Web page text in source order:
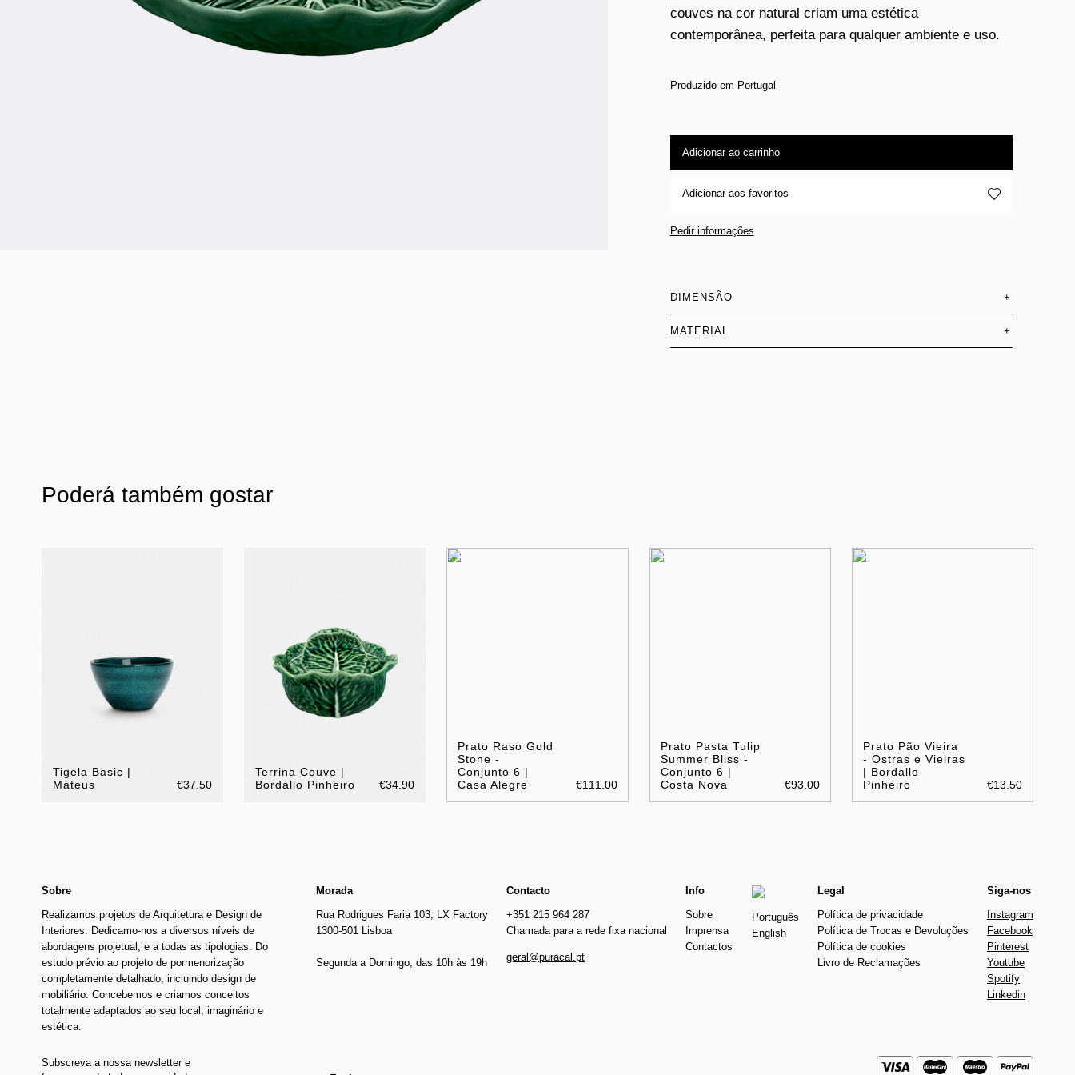
couves na cor natural criam uma estética
contemporânea, perfeita para qualquer ambiente e uso.
Produzido em Portugal
Adicionar ao carrinho
Adicionar aos favoritos
Pedir informações
DIMENSÃO +
MATERIAL +
Poderá também gostar
Tigela Basic |
Mateus
€37.50
Terrina Couve |
Bordallo Pinheiro
€34.90
Prato Raso Gold
Stone -
Conjunto 6 |
Casa Alegre
€111.00
Prato Pasta Tulip
Summer Bliss -
Conjunto 6 |
Costa Nova
€93.00
Prato Pão Vieira
- Ostras e Vieiras
| Bordallo
Pinheiro
€13.50
Sobre
Realizamos projetos de Arquitetura e Design de
Interiores. Dedicamo-nos a diversos níveis de
abordagens projetual, e a todas as tipologias. Do
estudo prévio ao projeto de pormenorização
completamente detalhado, incluindo design de
mobiliário. Concebemos e criamos conceitos
totalmente adaptados ao seu local, imaginário e
estética.
Morada
Rua Rodrigues Faria 103, LX Factory
1300-501 Lisboa
Segunda a Domingo, das 10h às 19h
Contacto
+351 215 964 287
Chamada para a rede fixa nacional
geral@puracal.pt
Info
Sobre
Imprensa
Contactos
Português
English
Legal
Política de privacidade
Política de Trocas e Devoluções
Política de cookies
Livro de Reclamações
Siga-nos
Instagram
Facebook
Pinterest
Youtube
Spotify
Linkedin
Subscreva a nossa newsletter e